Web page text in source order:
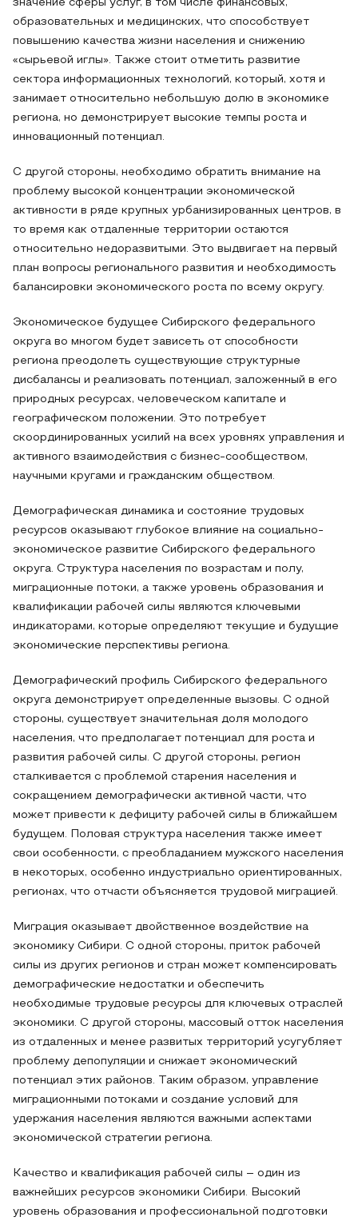
значение сферы услуг, в том числе финансовых,
образовательных и медицинских, что способствует
повышению качества жизни населения и снижению
«сырьевой иглы». Также стоит отметить развитие
сектора информационных технологий, который, хотя и
занимает относительно небольшую долю в экономике
региона, но демонстрирует высокие темпы роста и
инновационный потенциал.
С другой стороны, необходимо обратить внимание на
проблему высокой концентрации экономической
активности в ряде крупных урбанизированных центров, в
то время как отдаленные территории остаются
относительно недоразвитыми. Это выдвигает на первый
план вопросы регионального развития и необходимость
балансировки экономического роста по всему округу.
Экономическое будущее Сибирского федерального
округа во многом будет зависеть от способности
региона преодолеть существующие структурные
дисбалансы и реализовать потенциал, заложенный в его
природных ресурсах, человеческом капитале и
географическом положении. Это потребует
скоординированных усилий на всех уровнях управления и
активного взаимодействия с бизнес-сообществом,
научными кругами и гражданским обществом.
Демографическая динамика и состояние трудовых
ресурсов оказывают глубокое влияние на социально-
экономическое развитие Сибирского федерального
округа. Структура населения по возрастам и полу,
миграционные потоки, а также уровень образования и
квалификации рабочей силы являются ключевыми
индикаторами, которые определяют текущие и будущие
экономические перспективы региона.
Демографический профиль Сибирского федерального
округа демонстрирует определенные вызовы. С одной
стороны, существует значительная доля молодого
населения, что предполагает потенциал для роста и
развития рабочей силы. С другой стороны, регион
сталкивается с проблемой старения населения и
сокращением демографически активной части, что
может привести к дефициту рабочей силы в ближайшем
будущем. Половая структура населения также имеет
свои особенности, с преобладанием мужского населения
в некоторых, особенно индустриально ориентированных,
регионах, что отчасти объясняется трудовой миграцией.
Миграция оказывает двойственное воздействие на
экономику Сибири. С одной стороны, приток рабочей
силы из других регионов и стран может компенсировать
демографические недостатки и обеспечить
необходимые трудовые ресурсы для ключевых отраслей
экономики. С другой стороны, массовый отток населения
из отдаленных и менее развитых территорий усугубляет
проблему депопуляции и снижает экономический
потенциал этих районов. Таким образом, управление
миграционными потоками и создание условий для
удержания населения являются важными аспектами
экономической стратегии региона.
Качество и квалификация рабочей силы – один из
важнейших ресурсов экономики Сибири. Высокий
уровень образования и профессиональной подготовки